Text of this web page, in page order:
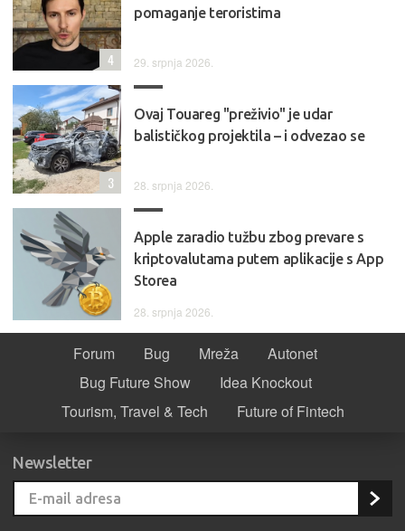
pomaganje teroristima
29. srpnja 2026.
4
Ovaj Touareg "preživio" je udar
balističkog projektila – i odvezao se
28. srpnja 2026.
3
Apple zaradio tužbu zbog prevare s
kriptovalutama putem aplikacije s App
Storea
28. srpnja 2026.
Forum Bug Mreža
Autonet
Bug Future Show
Idea Knockout
Tourism, Travel & Tech
Future of Fintech
Newsletter